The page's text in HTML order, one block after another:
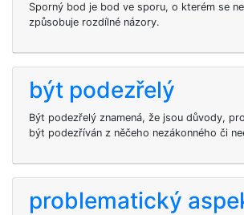
Sporný bod je bod ve sporu, o kterém se
způsobuje rozdílné názory.
být podezřelý
Být podezřelý znamená, že jsou důvody,
být podezříván z něčeho nezákonného či
problematický